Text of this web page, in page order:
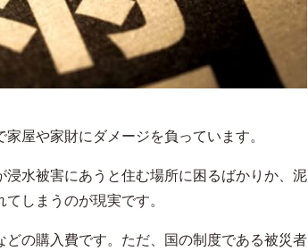
屋や家財にダメージを負っています。
水被害にあうと住む場所に困るばかりか、泥
しまうのが現実です。
の購入費です。ただ、国の制度である被災者